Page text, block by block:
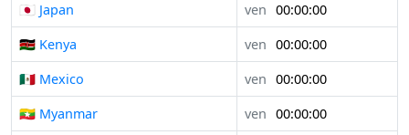
🇯🇵 Japan
ven 00:00:00
🇰🇪 Kenya
ven 00:00:00
🇲🇽 Mexico
ven 00:00:00
🇲🇲 Myanmar
ven 00:00:00